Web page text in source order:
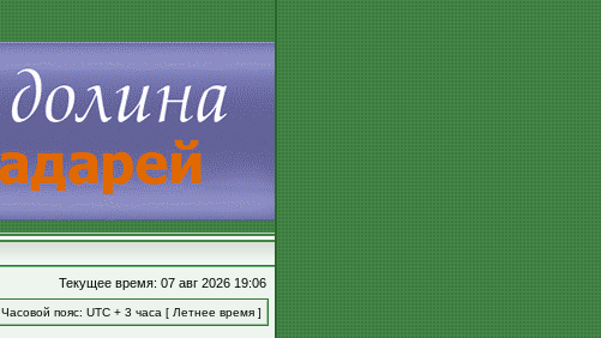
Текущее время: 07 авг 2026 19:06
Часовой пояс: UTC + 3 часа [ Летнее время ]